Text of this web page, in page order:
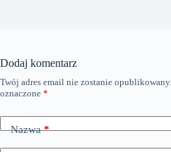
Dodaj komentarz
Twój adres email nie zostanie opublikowany.
oznaczone *
Nazwa*